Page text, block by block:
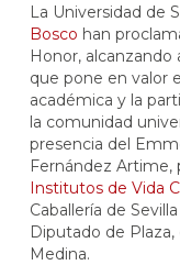
La Universidad de
Bosco han
Honor, alcanzando
que pone en valor
académica y la
la comunidad
presencia del
Fernández Artime,
Institutos de Vida
Caballería de
Diputado de Plaza,
Medina.